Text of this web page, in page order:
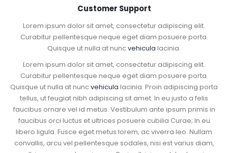
Customer Support
Lorem ipsum dolor sit amet, consectetur adipiscing elit.
Curabitur pellentesque neque eget diam posuere porta.
Quisque ut nulla at nuncvehicula lacinia.
Lorem ipsum dolor sit amet, consectetur adipiscing elit.
Curabitur pellentesque neque eget diam posuere porta.
Quisque ut nulla at nuncvehicula lacinia. Proin adipiscing porta
tellus, ut feugiat nibh adipiscing sit amet. In eu justo a felis
faucibus ornare vel id metus. Vestibulum ante ipsum primis in
faucibus orci luctus et ultrices posuere cubilia Curae; In eu
libero ligula. Fusce eget metus lorem, ac viverra leo. Nullam
convallis, arcu vel pellentesque sodales, nisi est varius diam,